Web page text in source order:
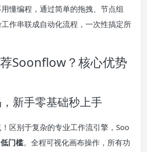
懂编程，通过简单的拖拽、节点组
作串联成自动化流程，一次性搞定所
Soonflow？核心优势
新手零基础秒上手
区别于复杂的专业工作流引擎，Soo
门槛。全程可视化画布操作，所有功